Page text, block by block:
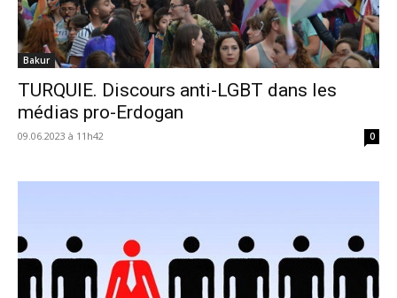
Bakur
TURQUIE. Discours anti-LGBT dans les
médias pro-Erdogan
09.06.2023 à 11h42 0